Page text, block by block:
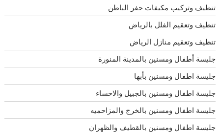
تنظيف وتركيب مكيفات حفر الباطن
تنظيف وتعقيم الفلل بالرياض
تنظيف وتعقيم منازل الرياض
جليسة أطفال ومسنين بالمدينة المنورة
جليسة اطفال ومسنين بأبها
جليسة اطفال ومسنين بالجبيل والاحساء
جليسة اطفال ومسنين بالخرج والمزاحميه
جليسة اطفال ومسنين بالقطيف والظهران